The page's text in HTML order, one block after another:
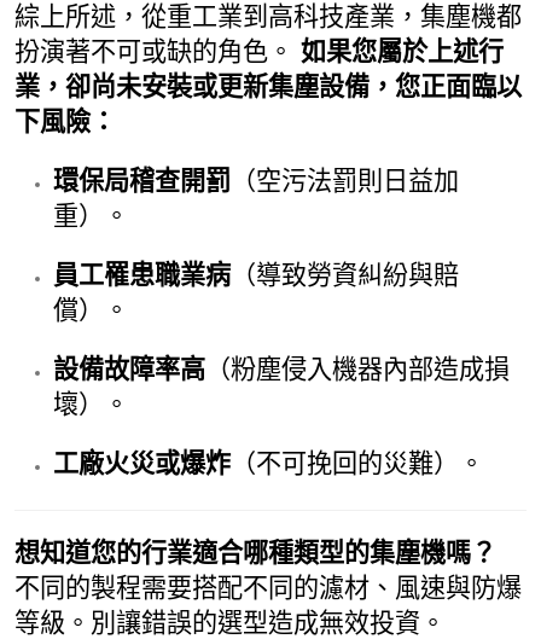
綜上所述，從重工業到高科技產業，集塵機都
扮演著不可或缺的角色。 如果您屬於上述行
業，卻尚未安裝或更新集塵設備，您正面臨以
下風險：
環保局稽查開罰 （空污法罰則日益加
重）。
員工罹患職業病（導致勞資糾紛與賠
償）。
設備故障率高 （粉塵侵入機器內部造成損
壞）。
工廠火災或爆炸（不可挽回的災難）。
想知道您的行業適合哪種類型的集塵機嗎？
不同的製程需要搭配不同的濾材、風速與防爆
等級。別讓錯誤的選型造成無效投資。